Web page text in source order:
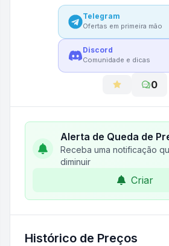
Telegram
Ofertas em primeira mão
Discord
Comunidade e dicas
0
Alerta de Queda de
Receba uma notificação
diminuir
Criar
Histórico de Preços